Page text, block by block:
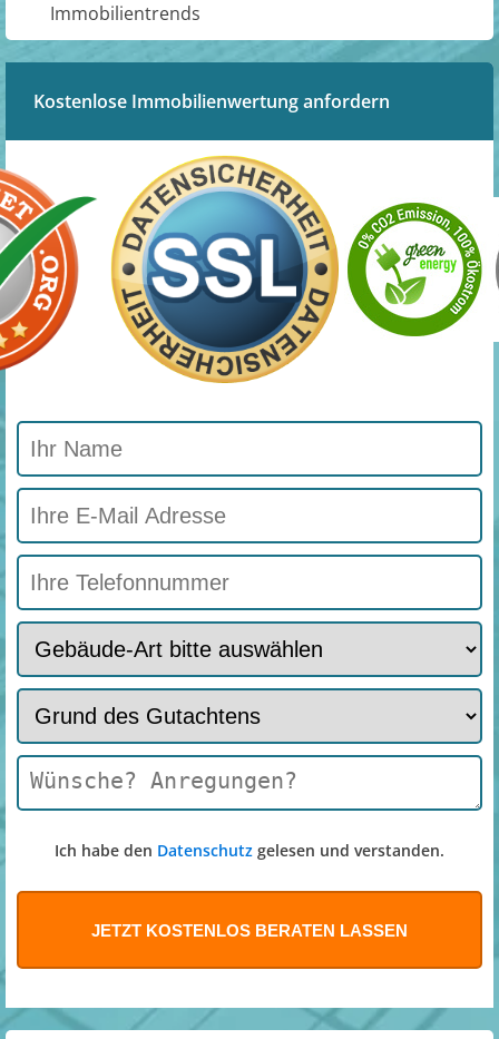
Immobilientrends
Kostenlose Immobilienwertung anfordern
Ich habe den Datenschutz gelesen und verstanden.